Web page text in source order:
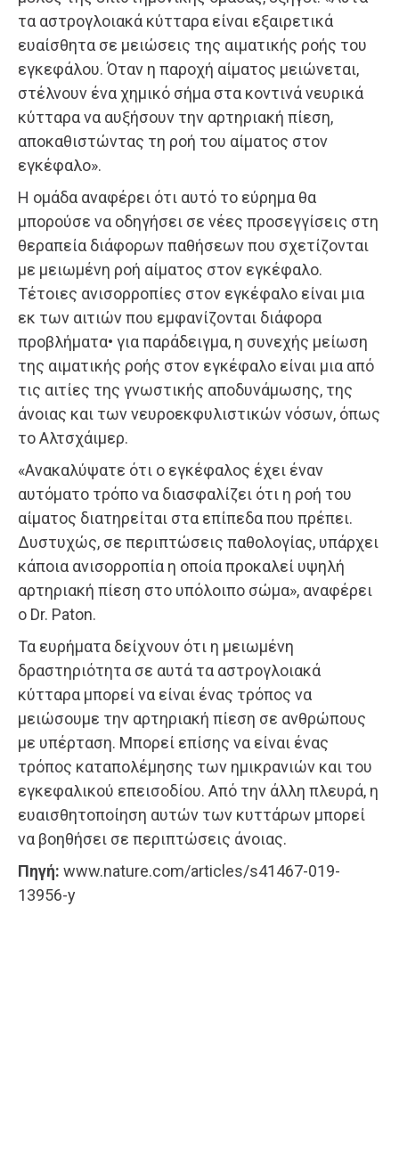
τα αστρογλοιακά κύτταρα είναι εξαιρετικά
ευαίσθητα σε μειώσεις της αιματικής ροής του
εγκεφάλου. Όταν η παροχή αίματος μειώνεται,
στέλνουν ένα χημικό σήμα στα κοντινά νευρικά
κύτταρα να αυξήσουν την αρτηριακή πίεση,
αποκαθιστώντας τη ροή του αίματος στον
εγκέφαλο».
Η ομάδα αναφέρει ότι αυτό το εύρημα θα
μπορούσε να οδηγήσει σε νέες προσεγγίσεις στη
θεραπεία διάφορων παθήσεων που σχετίζονται
με μειωμένη ροή αίματος στον εγκέφαλο.
Τέτοιες ανισορροπίες στον εγκέφαλο είναι μια
εκ των αιτιών που εμφανίζονται διάφορα
προβλήματα• για παράδειγμα, η συνεχής μείωση
της αιματικής ροής στον εγκέφαλο είναι μια από
τις αιτίες της γνωστικής αποδυνάμωσης, της
άνοιας και των νευροεκφυλιστικών νόσων, όπως
το Αλτσχάιμερ.
«Ανακαλύψατε ότι ο εγκέφαλος έχει έναν
αυτόματο τρόπο να διασφαλίζει ότι η ροή του
αίματος διατηρείται στα επίπεδα που πρέπει.
Δυστυχώς, σε περιπτώσεις παθολογίας, υπάρχει
κάποια ανισορροπία η οποία προκαλεί υψηλή
αρτηριακή πίεση στο υπόλοιπο σώμα», αναφέρει
ο Dr. Paton.
Τα ευρήματα δείχνουν ότι η μειωμένη
δραστηριότητα σε αυτά τα αστρογλοιακά
κύτταρα μπορεί να είναι ένας τρόπος να
μειώσουμε την αρτηριακή πίεση σε ανθρώπους
με υπέρταση. Μπορεί επίσης να είναι ένας
τρόπος καταπολέμησης των ημικρανιών και του
εγκεφαλικού επεισοδίου. Από την άλλη πλευρά, η
ευαισθητοποίηση αυτών των κυττάρων μπορεί
να βοηθήσει σε περιπτώσεις άνοιας.
Πηγή: www.nature.com/articles/s41467-019-
13956-y